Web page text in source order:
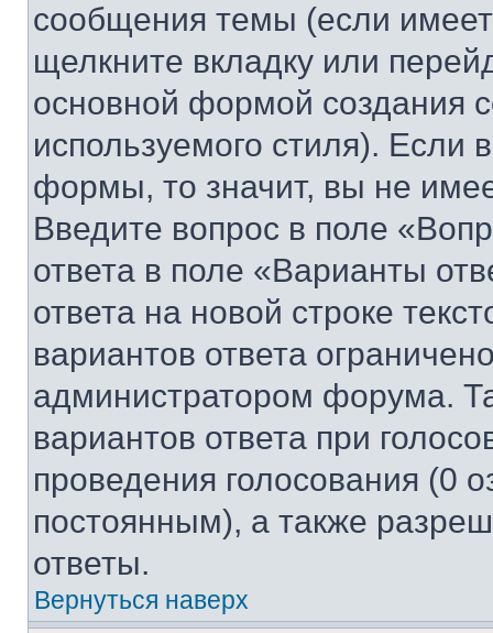
сообщения темы (если
щелкните вкладку или
основной формой создания
используемого стиля). Если
формы, то значит, вы не
Введите вопрос в поле
ответа в поле «Варианты
ответа на новой строке
вариантов ответа
администратором форума.
вариантов ответа при
проведения голосования (0
постоянным), а также
ответы.
Вернуться наверх